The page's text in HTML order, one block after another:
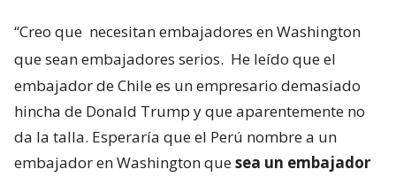
“Creo que necesitan embajadores en Washington
que sean embajadores serios. He leído que el
embajador de Chile es un empresario demasiado
hincha de Donald Trump y que aparentemente no
da la talla. Esperaría que el Perú nombre a un
embajador en Washington quesea un embajador